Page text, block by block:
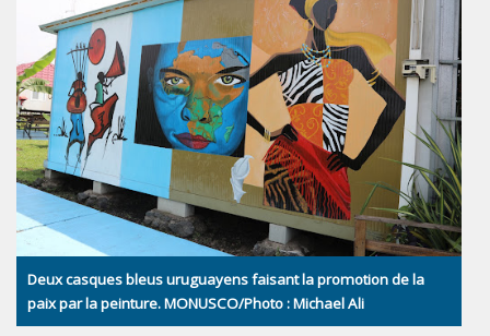
Deux casques bleus uruguayens faisant la promotion de la
paix par la peinture. MONUSCO/Photo : Michael Ali